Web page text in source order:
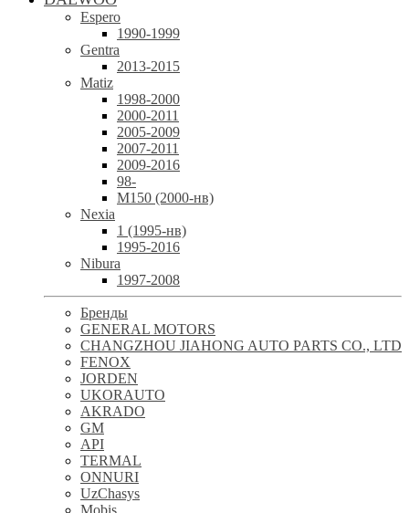
Espero
1990-1999
Gentra
2013-2015
Matiz
1998-2000
2000-2011
2005-2009
2007-2011
2009-2016
98-
М150 (2000-нв)
Nexia
1 (1995-нв)
1995-2016
Nibura
1997-2008
Бренды
GENERAL MOTORS
CHANGZHOU JIAHONG AUTO PARTS CO., LTD
FENOX
JORDEN
UKORAUTO
AKRADO
GM
API
TERMAL
ONNURI
UzChasys
Mobis